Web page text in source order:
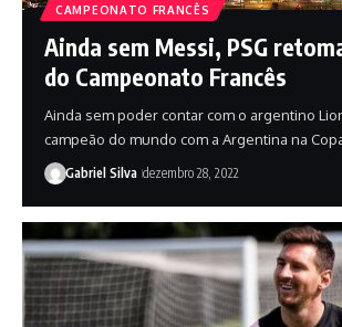
CAMPEONATO FRANCÊS
Ainda sem Messi, PSG
do Campeonato Francês
Ainda sem poder contar com o argentino
campeão do mundo com a Argentina na
Gabriel Silva dezembro 28, 2022